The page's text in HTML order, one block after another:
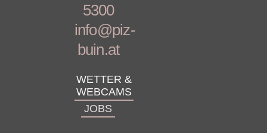
5300
info@piz-
buin.at
WETTER &
WEBCAMS
JOBS